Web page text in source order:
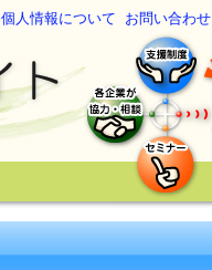
個人情報について お問い合わせ